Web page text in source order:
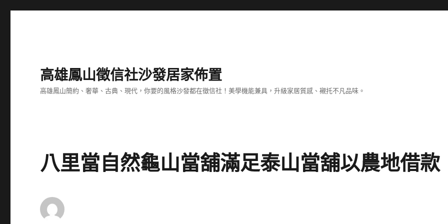
高雄鳳山徵信社沙發居家佈置
高雄鳳山簡約、奢華、古典、現代，你要的風格沙發都在徵信社！美學機能兼具，升級家居質感、襯托不凡品味。
八里當自然龜山當舖滿足泰山當舖以農地借款